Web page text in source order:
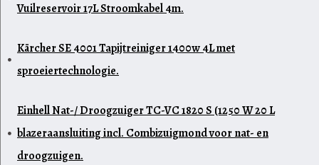
Vuilreservoir 17L Stroomkabel 4m.
Kärcher SE 4001 Tapijtreiniger 1400w 4L met
sproeiertechnologie.
Einhell Nat-/ Droogzuiger TC-VC 1820 S (1250 W 20 L
blazeraansluiting incl. Combizuigmond voor nat- en
droogzuigen.